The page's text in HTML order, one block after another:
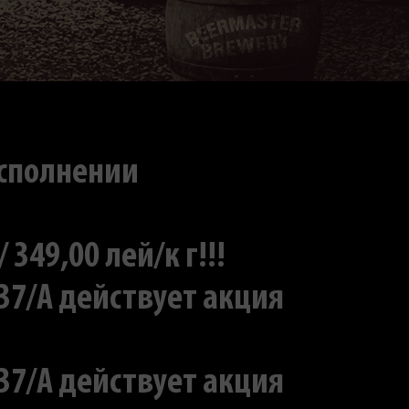
349,00 лей/к г!!!
A действует акция
A действует акция